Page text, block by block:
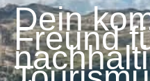
Dein
Freund